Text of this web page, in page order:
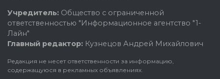
Учредитель: Общество с ограниченной
ответственностью "Информационное агентство "1-
Лайн"
Главный редактор: Кузнецов Андрей Михайлович
Редакция не несет ответственности за информацию,
содержащуюся в рекламных объявлениях.